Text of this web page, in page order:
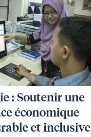
: Soutenir une
économique
et inclusive